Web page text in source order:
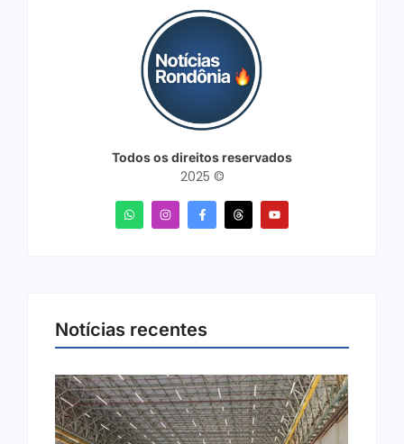
Todos os direitos reservados
2025 ©
Notícias recentes